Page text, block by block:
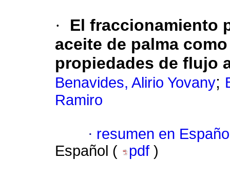
·
El fraccionamiento
aceite de palma
propiedades de flujo
Benavides, Alirio Yovany;
Ramiro
· resumen en
Español (
pdf )